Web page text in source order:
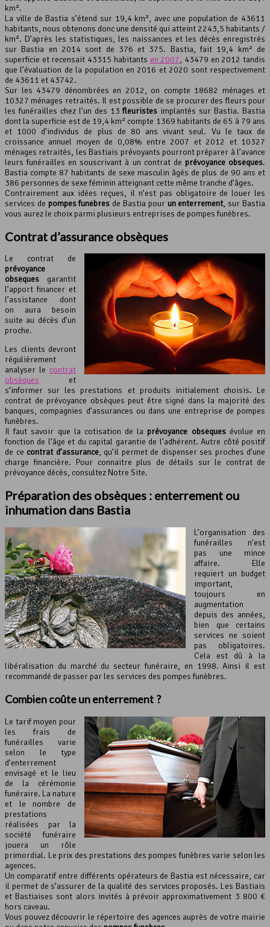
Leaflet, ©OpenStreetMapcontributeurs
km².
La ville de Bastia s’étend sur 19,4 km², avec une population de 43611
habitants, nous obtenons donc une densité qui atteint 2243,5 habitants /
km². D’après les statistiques, les naissances et les décès enregistrés
sur Bastia en 2014 sont de 376 et 375. Bastia, fait 19,4 km² de
superficie et recensait 43315 habitants en 2007, 43479 en 2012 tandis
que l’évaluation de la population en 2016 et 2020 sont respectivement
de 43611 et 43742.
Sur les 43479 dénombrées en 2012, on compte 18682 ménages et
10327 ménages retraités. Il est possible de se procurer des fleurs pour
les funérailles chez l’un des 13fleuristes implantés sur Bastia. Bastia
dont la superficie est de 19,4 km² compte 1369 habitants de 65 à 79 ans
et 1000 d’individus de plus de 80 ans vivant seul. Vu le taux de
croissance annuel moyen de 0,08% entre 2007 et 2012 et 10327
ménages retraités, les Bastiais prévoyants pourront préparer à l’avance
leurs funérailles en souscrivant à un contrat de prévoyance obsèques.
Bastia compte 87 habitants de sexe masculin âgés de plus de 90 ans et
386 personnes de sexe féminin atteignant cette même tranche d’âges.
Contrairement aux idées reçues, il n’est pas obligatoire de louer les
services de pompes funèbres de Bastia pour un enterrement, sur Bastia
vous aurez le choix parmi plusieurs entreprises de pompes funèbres.
Contrat d’assurance obsèques
Le contrat de
prévoyance
obsèques garantit
l’apport financer et
l’assistance dont
on aura besoin
suite au décès d’un
proche.
Les clients devront
régulièrement
analyser le contrat
obsèques et
s’informer sur les prestations et produits initialement choisis. Le
contrat de prévoyance obsèques peut être signé dans la majorité des
banques, compagnies d’assurances ou dans une entreprise de pompes
funèbres.
Il faut savoir que la cotisation de la prévoyance obsèquesévolue en
fonction de l’âge et du capital garantie de l’adhérent. Autre côté positif
de ce contrat d’assurance, qu’il permet de dispenser ses proches d’une
charge financière. Pour connaitre plus de détails sur le contrat de
prévoyance décès, consultez Notre Site.
Préparation des obsèques : enterrement ou
inhumation dans Bastia
L’organisation des
funérailles n’est
pas une mince
affaire. Elle
requiert un budget
important,
toujours en
augmentation
depuis des années,
bien que certains
services ne soient
pas obligatoires.
Cela est dû à la
libéralisation du marché du secteur funéraire, en 1998. Ainsi il est
recommandé de passer par les services des pompes funèbres.
Combien coûteun enterrement ?
Le tarif moyen pour
les frais de
funérailles varie
selon le type
d’enterrement
envisagé et le lieu
de la cérémonie
funéraire. La nature
et le nombre de
prestations
réalisées par la
société funéraire
jouera un rôle
primordial. Le prix des prestations des pompes funèbres varie selon les
agences.
Un comparatif entre différents opérateurs de Bastia est nécessaire, car
il permet de s’assurer de la qualité des services proposés. Les Bastiais
et Bastiaises sont alors invités à prévoir approximativement 3 800 €
hors caveau.
Vous pouvez découvrir le répertoire des agences auprès de votre mairie